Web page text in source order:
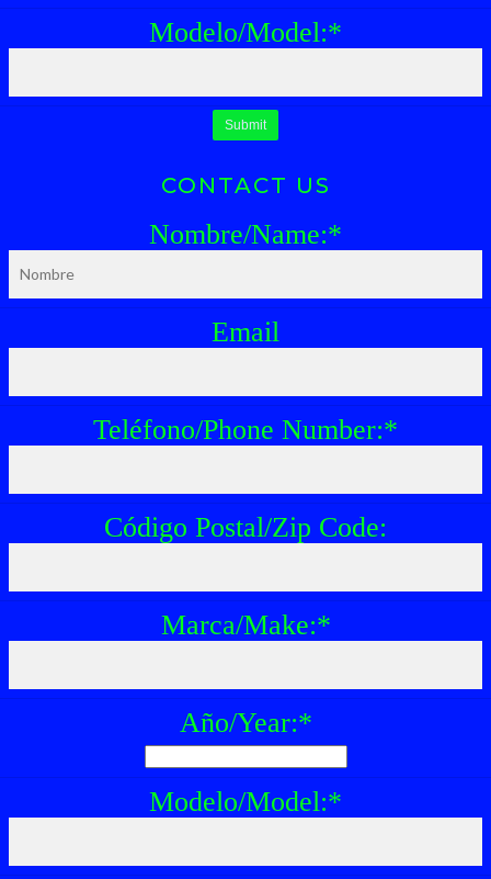
Modelo/Model:*
CONTACT US
Nombre/Name:*
Email
Teléfono/Phone Number:*
Código Postal/Zip Code:
Marca/Make:*
Año/Year:*
Modelo/Model:*